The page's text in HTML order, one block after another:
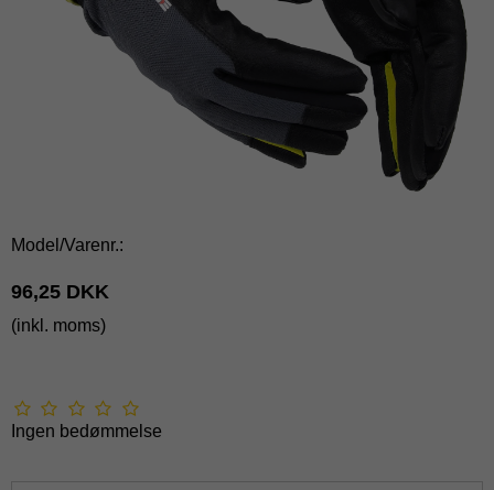
Model/Varenr.:
96,25 DKK
(inkl. moms)
Ingen bedømmelse